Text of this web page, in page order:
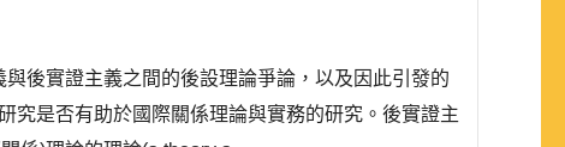
後實證主義之間的後設理論爭論，以及因此引發的
究是否有助於國際關係理論與實務的研究。後實證主